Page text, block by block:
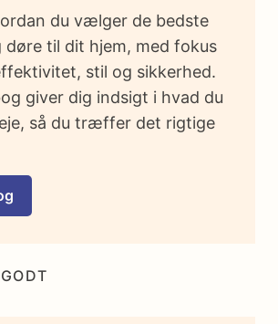
du vælger de bedste
døre til dit hjem, med fokus
stil og sikkerhed.
giver dig indsigt i hvad du
så du træffer det rigtige